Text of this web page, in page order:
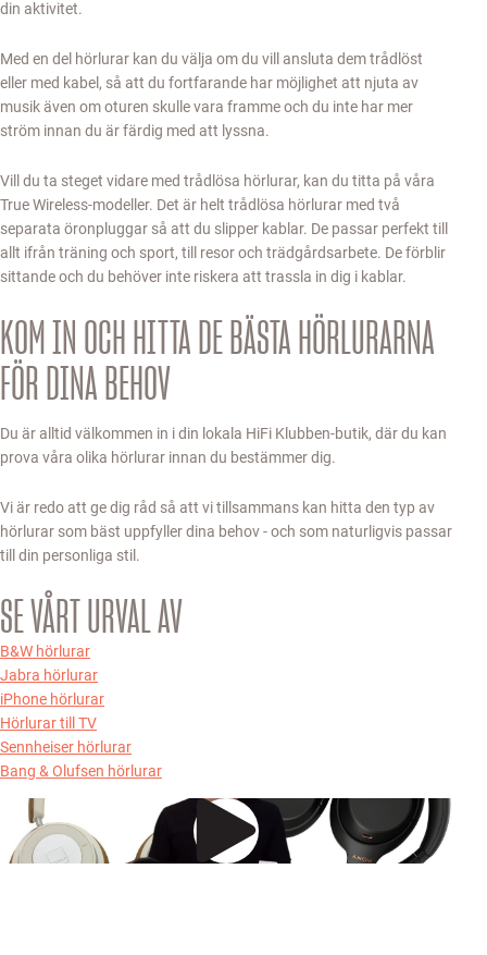
din aktivitet.
Med en del hörlurar kan du välja om du vill ansluta dem trådlöst
eller med kabel, så att du fortfarande har möjlighet att njuta av
musik även om oturen skulle vara framme och du inte har mer
ström innan du är färdig med att lyssna.
Vill du ta steget vidare med trådlösa hörlurar, kan du titta på våra
True Wireless-modeller. Det är helt trådlösa hörlurar med två
separata öronpluggar så att du slipper kablar. De passar perfekt till
allt ifrån träning och sport, till resor och trädgårdsarbete. De förblir
sittande och du behöver inte riskera att trassla in dig i kablar.
KOM IN OCH HITTA DE BÄSTA HÖRLURARNA
FÖR DINA BEHOV
Du är alltid välkommen in i din lokala HiFi Klubben-butik, där du kan
prova våra olika hörlurar innan du bestämmer dig.
Vi är redo att ge dig råd så att vi tillsammans kan hitta den typ av
hörlurar som bäst uppfyller dina behov - och som naturligvis passar
till din personliga stil.
SE VÅRT URVAL AV
B&W hörlurar
Jabra hörlurar
iPhone hörlurar
Hörlurar till TV
Sennheiser hörlurar
Bang & Olufsen hörlurar